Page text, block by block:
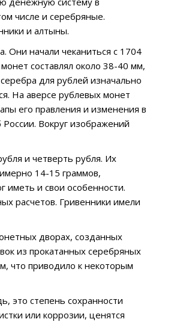
числе и серебряные.
и алтыны.
Они начали чеканиться с 1704
составлял около 38-40 мм,
для рублей изначально
На аверсе рублевых монет
его правления и изменения в
Вокруг изображений
и четверть рубля. Их
14-15 граммов,
иметь и свои особенности.
расчетов. Гривенники имели
дворах, созданных
из прокатанных серебряных
что приводило к некоторым
это степень сохранности
или коррозии, ценятся